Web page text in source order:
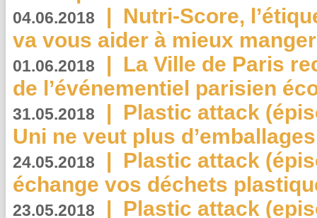
04.06.2018 | Nutri-Score,
va vous aider à mieux
01.06.2018 | La Ville de Paris
de l’événementiel parisien
31.05.2018 | Plastic attack
Uni ne veut plus
24.05.2018 | Plastic attack
échange vos déchets
23.05.2018 | Plastic attack